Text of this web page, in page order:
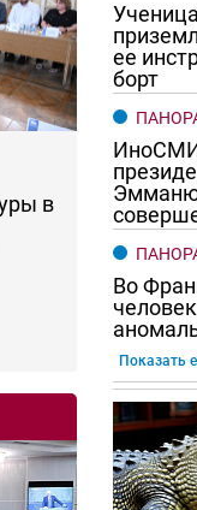
хотят женщины?
в
ее
борт
Во
Показать